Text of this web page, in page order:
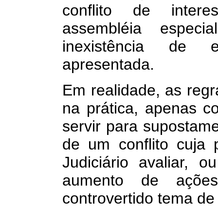
conflito de
assembléia
inexistência de
apresentada.
Em realidade, as
na prática, apenas
servir para
de um conflito cuja
Judiciário avaliar,
aumento de
controvertido tema